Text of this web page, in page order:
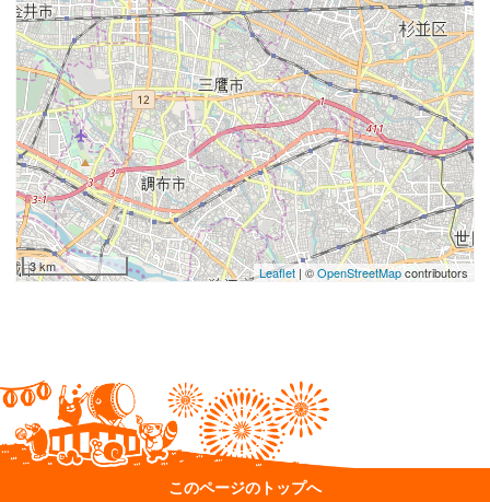
3 km Leaflet| ©OpenStreetMapcontributors
このページのトップへ